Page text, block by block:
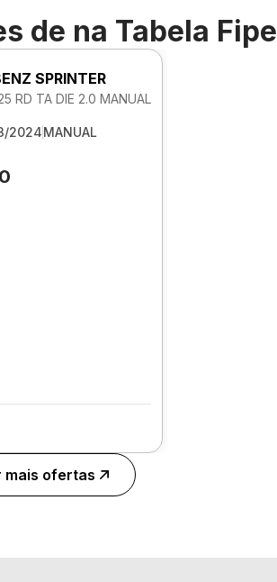
de na Tabela Fipe
SPRINTER
RD TA DIE 2.0 MANUAL
2024MANUAL
mais ofertas